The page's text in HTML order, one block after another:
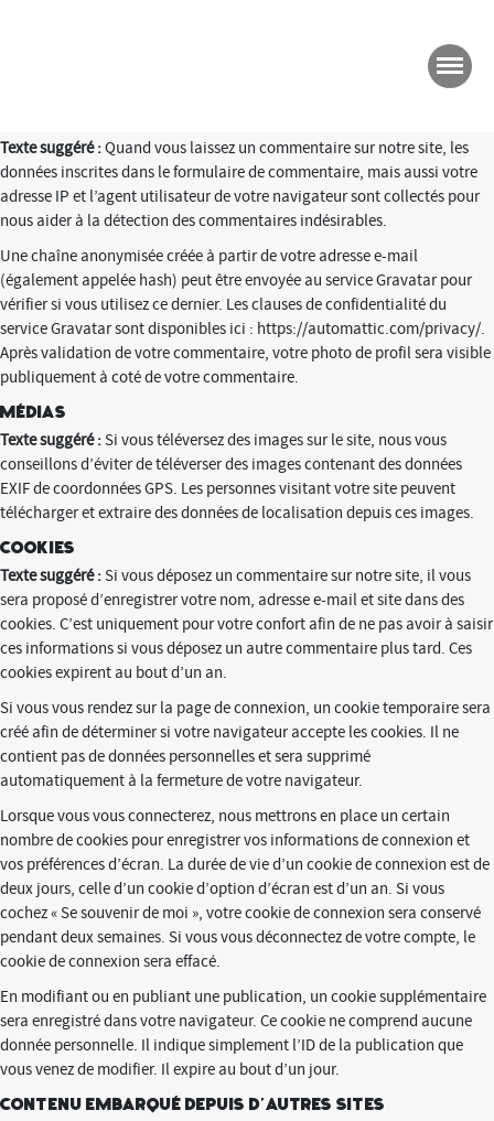
Texte suggéré :Quand vous laissez un commentaire sur notre site, les
données inscrites dans le formulaire de commentaire, mais aussi votre
adresse IP et l’agent utilisateur de votre navigateur sont collectés pour
nous aider à la détection des commentaires indésirables.
Une chaîne anonymisée créée à partir de votre adresse e-mail
(également appelée hash) peut être envoyée au service Gravatar pour
vérifier si vous utilisez ce dernier. Les clauses de confidentialité du
service Gravatar sont disponibles ici : https://automattic.com/privacy/.
Après validation de votre commentaire, votre photo de profil sera visible
publiquement à coté de votre commentaire.
Médias
Texte suggéré :Si vous téléversez des images sur le site, nous vous
conseillons d’éviter de téléverser des images contenant des données
EXIF de coordonnées GPS. Les personnes visitant votre site peuvent
télécharger et extraire des données de localisation depuis ces images.
Cookies
Texte suggéré :Si vous déposez un commentaire sur notre site, il vous
sera proposé d’enregistrer votre nom, adresse e-mail et site dans des
cookies. C’est uniquement pour votre confort afin de ne pas avoir à saisir
ces informations si vous déposez un autre commentaire plus tard. Ces
cookies expirent au bout d’un an.
Si vous vous rendez sur la page de connexion, un cookie temporaire sera
créé afin de déterminer si votre navigateur accepte les cookies. Il ne
contient pas de données personnelles et sera supprimé
automatiquement à la fermeture de votre navigateur.
Lorsque vous vous connecterez, nous mettrons en place un certain
nombre de cookies pour enregistrer vos informations de connexion et
vos préférences d’écran. La durée de vie d’un cookie de connexion est de
deux jours, celle d’un cookie d’option d’écran est d’un an. Si vous
cochez « Se souvenir de moi », votre cookie de connexion sera conservé
pendant deux semaines. Si vous vous déconnectez de votre compte, le
cookie de connexion sera effacé.
En modifiant ou en publiant une publication, un cookie supplémentaire
sera enregistré dans votre navigateur. Ce cookie ne comprend aucune
donnée personnelle. Il indique simplement l’ID de la publication que
vous venez de modifier. Il expire au bout d’un jour.
Contenu embarqué depuis d’autres sites